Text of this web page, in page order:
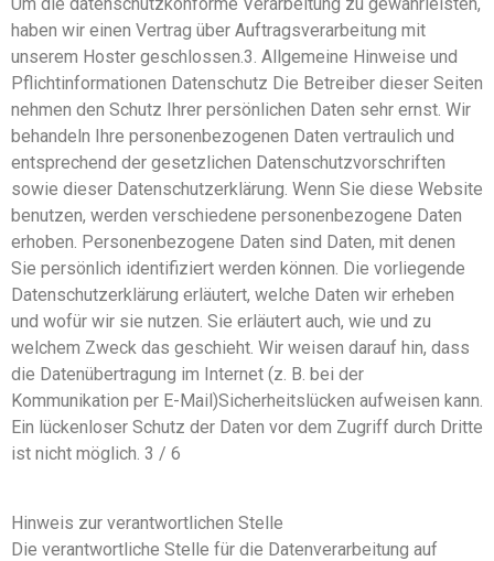
haben wir einen Vertrag über Auftragsverarbeitung mit
unserem Hoster geschlossen.3. Allgemeine Hinweise und
Pflichtinformationen Datenschutz Die Betreiber dieser Seiten
nehmen den Schutz Ihrer persönlichen Daten sehr ernst. Wir
behandeln Ihre personenbezogenen Daten vertraulich und
entsprechend der gesetzlichen Datenschutzvorschriften
sowie dieser Datenschutzerklärung. Wenn Sie diese Website
benutzen, werden verschiedene personenbezogene Daten
erhoben. Personenbezogene Daten sind Daten, mit denen
Sie persönlich identifiziert werden können. Die vorliegende
Datenschutzerklärung erläutert, welche Daten wir erheben
und wofür wir sie nutzen. Sie erläutert auch, wie und zu
welchem Zweck das geschieht. Wir weisen darauf hin, dass
die Datenübertragung im Internet (z. B. bei der
Kommunikation per E-Mail)Sicherheitslücken aufweisen kann.
Ein lückenloser Schutz der Daten vor dem Zugriff durch Dritte
ist nicht möglich. 3 / 6
Hinweis zur verantwortlichen Stelle
Die verantwortliche Stelle für die Datenverarbeitung auf